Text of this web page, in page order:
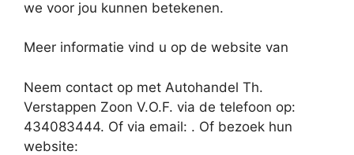
we voor jou kunnen betekenen.
Meer informatie vind u op de website van
Neem contact op met Autohandel Th.
Verstappen Zoon V.O.F. via de telefoon op:
434083444. Of via email: . Of bezoek hun
website: